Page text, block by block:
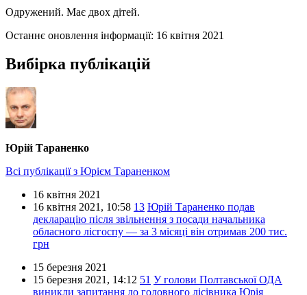
Одружений. Має двох дітей.
Останнє оновлення інформації: 16 квітня 2021
Вибірка публікацій
Юрій Тараненко
Всі публікації з Юрієм Тараненком
16 квітня 2021
16 квітня 2021, 10:58 13 Юрій Тараненко подав
декларацію після звільнення з посади начальника
обласного лісгоспу — за 3 місяці він отримав 200 тис.
грн
15 березня 2021
15 березня 2021, 14:12 51 У голови Полтавської ОДА
виникли запитання до головного лісівника Юрія